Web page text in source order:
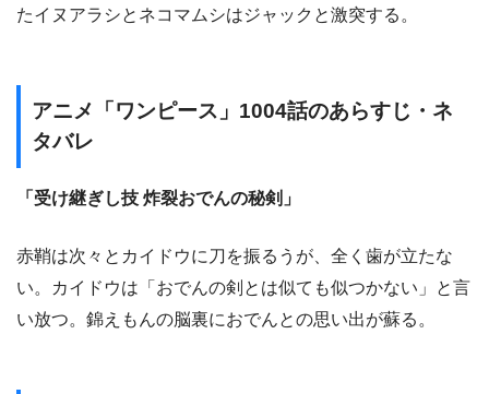
たイヌアラシとネコマムシはジャックと激突する。
アニメ「ワンピース」1004話のあらすじ・ネ
タバレ
「受け継ぎし技 炸裂おでんの秘剣」
赤鞘は次々とカイドウに刀を振るうが、全く歯が立たな
い。カイドウは「おでんの剣とは似ても似つかない」と言
い放つ。錦えもんの脳裏におでんとの思い出が蘇る。